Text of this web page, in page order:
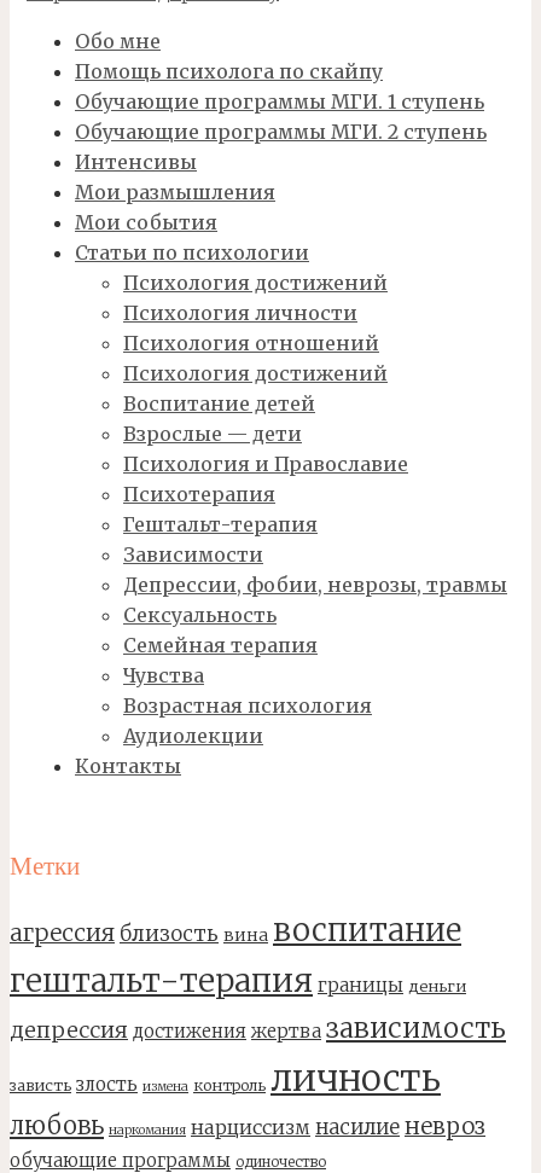
Обо мне
Помощь психолога по скайпу
Обучающие программы МГИ. 1 ступень
Обучающие программы МГИ. 2 ступень
Интенсивы
Мои размышления
Мои события
Статьи по психологии
Психология достижений
Психология личности
Психология отношений
Психология достижений
Воспитание детей
Взрослые — дети
Психология и Православие
Психотерапия
Гештальт-терапия
Зависимости
Депрессии, фобии, неврозы, травмы
Сексуальность
Семейная терапия
Чувства
Возрастная психология
Аудиолекции
Контакты
Метки
агрессия близость вина воспитание
гештальт-терапия границы деньги
депрессия достижения жертва зависимость
зависть злость измена контроль личность
любовь наркомания нарциссизм насилиеневроз
обучающие программы одиночество